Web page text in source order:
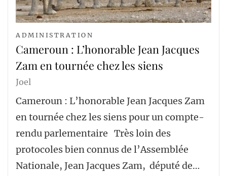
ADMINISTRATION
Cameroun : L’honorable Jean Jacques
Zam en tournée chez les siens
Joel
Cameroun : L’honorable Jean Jacques Zam
en tournée chez les siens pour un compte-
rendu parlementaire Très loin des
protocoles bien connus de l’Assemblée
Nationale, Jean Jacques Zam, député de…